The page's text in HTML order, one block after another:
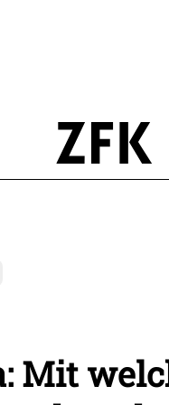
Mit